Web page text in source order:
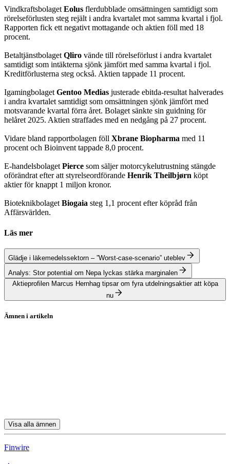
VindkraftsbolagetEolus flerdubblade omsättningen samtidigt som
rörelseförlusten steg rejält i andra kvartalet mot samma kvartal i fjol.
Rapporten fick ett negativt mottagande och aktien föll med 18
procent.
BetaltjänstbolagetQliro vände till rörelseförlust i andra kvartalet
samtidigt som intäkterna sjönk jämfört med samma kvartal i fjol.
Kreditförlusterna steg också. Aktien tappade 11 procent.
IgamingbolagetGentoo Medias justerade ebitda-resultat halverades
i andra kvartalet samtidigt som omsättningen sjönk jämfört med
motsvarande kvartal förra året. Bolaget sänkte sin guidning för
helåret 2025. Aktien straffades med en nedgång på 27 procent.
Vidare bland rapportbolagen föll Xbrane Biopharma med 11
procent och Bioinvent tappade 8,0 procent.
E-handelsbolagetPierce som säljer motorcykelutrustning stängde
oförändrat efter att styrelseordförande Henrik Theilbjørn köpt
aktier för knappt 1 miljon kronor.
BioteknikbolagetBiogaia steg 1,1 procent efter köpråd från
Affärsvärlden.
Läs mer
Glädje i läkemedelssektorn – ”Worst-case-scenario” uteblev
Analys: Stor potential om Nepa lyckas stärka marginalen
Aktieprofilen Marcus Hernhag tipsar om fyra utdelningsaktier att köpa
nu
Ämnen i artikeln
Visa alla ämnen
Finwire